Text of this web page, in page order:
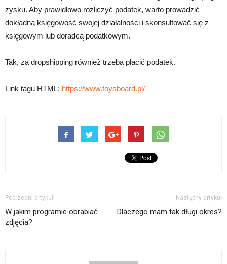
zysku. Aby prawidłowo rozliczyć podatek, warto prowadzić
dokładną księgowość swojej działalności i skonsultować się z
księgowym lub doradcą podatkowym.
Tak, za dropshipping również trzeba płacić podatek.
Link tagu HTML: https://www.toysboard.pl/
Poprzedni artykuł
W jakim programie obrabiać
zdjęcia?
Następny artykuł
Dlaczego mam tak długi okres?